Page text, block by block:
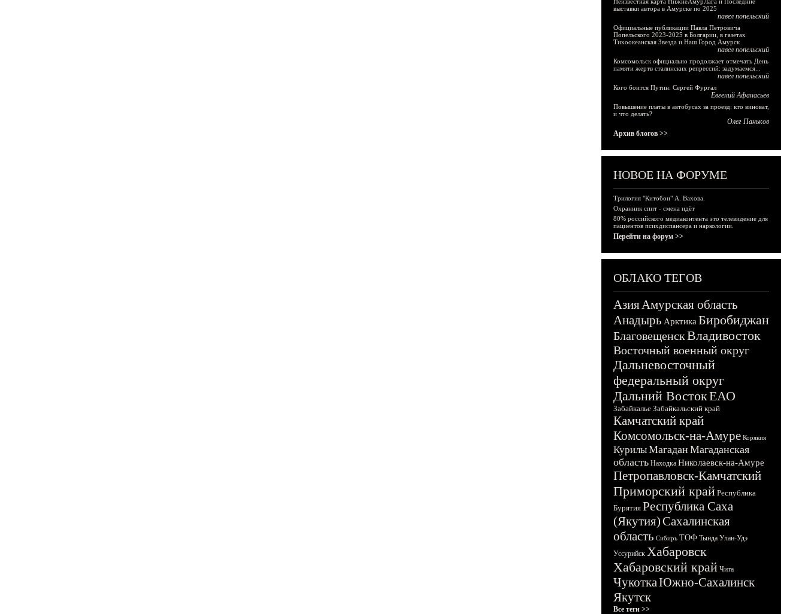
выставки автора в Амурске по 2025
павел попельский
Официальные публикации Павла Петровича
Попельского 2023-2025 в Болгарии, в газетах
Тихоокеанская Звезда и Наш Город Амурск
павел попельский
Комсомольск официально продолжает отмечать День
памяти жертв сталинских репрессий: задумаемся...
павел попельский
Кого боится Путин: Сергей Фургал
Евгений Афанасьев
Повышение платы в автобусах за проезд: кто виноват,
и что делать?
Олег Паньков
Архив блогов >>
НОВОЕ НА ФОРУМЕ
Трилогия "Китобои" А. Вахова.
Охранник спит - смена идёт
80% российского медиаконтента это телевидение для
пациентов психдиспансера и наркологии.
Перейти на форум >>
ОБЛАКО ТЕГОВ
АзияАмурская область
Анадырь Арктика Биробиджан
БлаговещенскВладивосток
Восточный военный округ
Дальневосточный
федеральный округ
Дальний ВостокЕАО
Забайкалье Забайкальский край
Камчатский край
Комсомольск-на-Амуре Корякия
КурилыМагадан Магаданская
область Находка Николаевск-на-Амуре
Петропавловск-Камчатский
Приморский край Республика
Бурятия Республика Саха
(Якутия)Сахалинская
область Сибирь ТОФ Тында Улан-Удэ
Уссурийск Хабаровск
Хабаровский край Чита
ЧукоткаЮжно-Сахалинск
Якутск
Все теги >>